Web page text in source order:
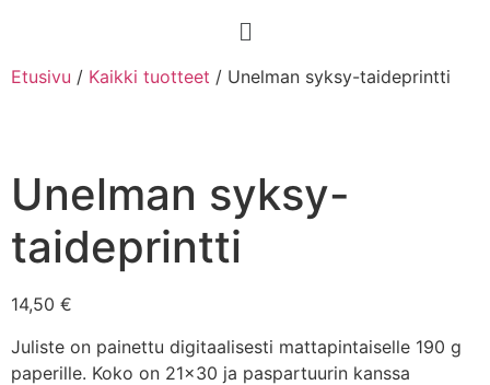
Etusivu / Kaikki tuotteet / Unelman syksy-taideprintti
Unelman syksy-
taideprintti
14,50 €
Juliste on painettu digitaalisesti mattapintaiselle 190 g
paperille. Koko on 21×30 ja paspartuurin kanssa